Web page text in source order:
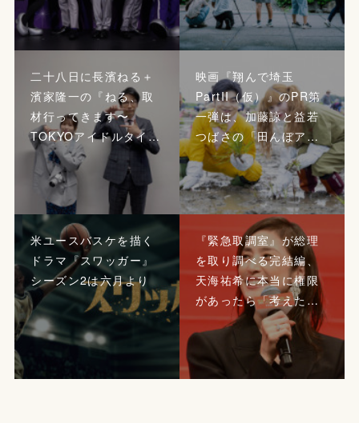
二十八日に長濱ねる＋
濱家隆一の『ねる、取
材行ってきます〜
TOKYOアイドルタイ…
映画『翔んで埼玉
PartII（仮）』のPR第
一弾は、加藤諒と益若
つばさの「田んぼア…
米ユースバスケを描く
ドラマ『スワッガー』
シーズン2は六月より
『緊急取調室』が総理
を取り調べる完結編、
天海祐希に本当に権限
があったら「考えた…